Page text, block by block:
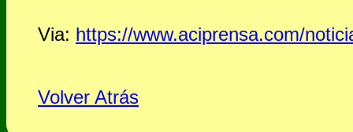
Via: https://www.aciprensa.com/
Volver Atrás